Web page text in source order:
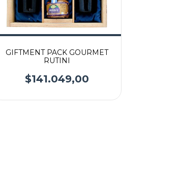
GIFTMENT PACK GOURMET
RUTINI
$141.049,00